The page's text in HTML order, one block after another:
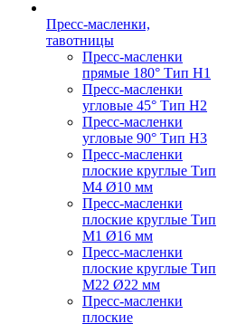
Пресс-масленки,
тавотницы
Пресс-масленки
прямые 180° Тип H1
Пресс-масленки
угловые 45° Тип H2
Пресс-масленки
угловые 90° Тип H3
Пресс-масленки
плоские круглые Тип
M4 Ø10 мм
Пресс-масленки
плоские круглые Тип
M1 Ø16 мм
Пресс-масленки
плоские круглые Тип
M22 Ø22 мм
Пресс-масленки
плоские